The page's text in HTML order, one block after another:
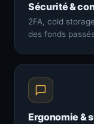
Sécurité &
2FA, cold
des fonds
Ergonomie &